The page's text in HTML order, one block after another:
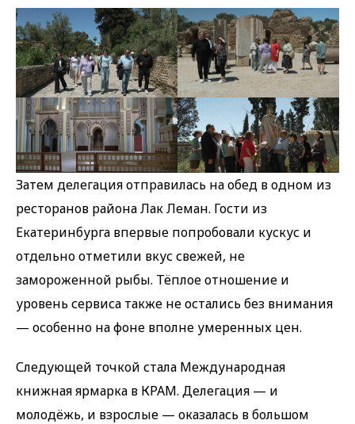
Затем делегация отправилась на обед в одном из
ресторанов района Лак Леман. Гости из
Екатеринбурга впервые попробовали кускус и
отдельно отметили вкус свежей, не
замороженной рыбы. Тёплое отношение и
уровень сервиса также не остались без внимания
— особенно на фоне вполне умеренных цен.
Следующей точкой стала Международная
книжная ярмарка в КРАМ. Делегация — и
молодёжь, и взрослые — оказалась в большом